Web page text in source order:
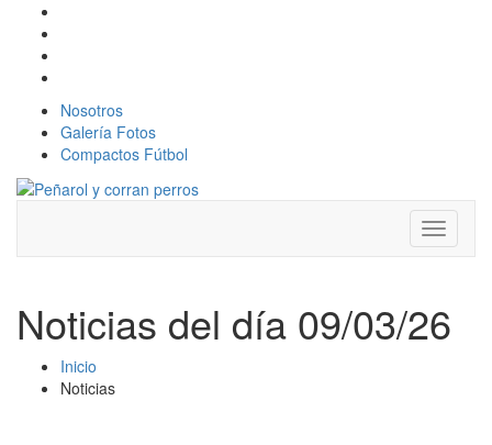
Nosotros
Galería Fotos
Compactos Fútbol
Toggle
Noticias del día 09/03/26
Inicio
Noticias